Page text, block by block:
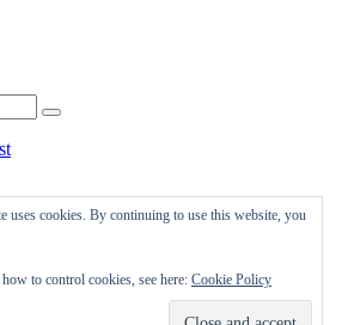
Search
uses cookies. By continuing to use this website, you
to control cookies, see here: Cookie Policy